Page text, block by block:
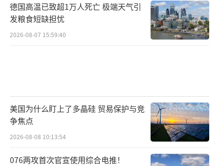
德国高温已致超1万人死亡 极端天气引
发粮食短缺担忧
2026-08-07 15:59:40
美国为什么盯上了多晶硅 贸易保护与竞
争焦点
2026-08-08 10:13:54
076两攻首次官宣使用综合电推！